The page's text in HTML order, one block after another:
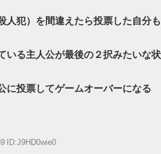
人犯）を間違えたら投票した自分も
いる主人公が最後の２択みたいな状
に投票してゲームオーバーになる
ID:J9HD0wie0